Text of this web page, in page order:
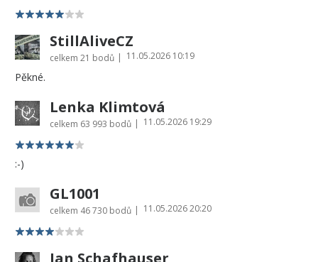
StillAliveCZ
celkem 21 bodů | 11.05.2026 10:19
Pěkné.
Lenka Klimtová
celkem 63 993 bodů | 11.05.2026 19:29
:-)
GL1001
celkem 46 730 bodů | 11.05.2026 20:20
Jan Schafhauser